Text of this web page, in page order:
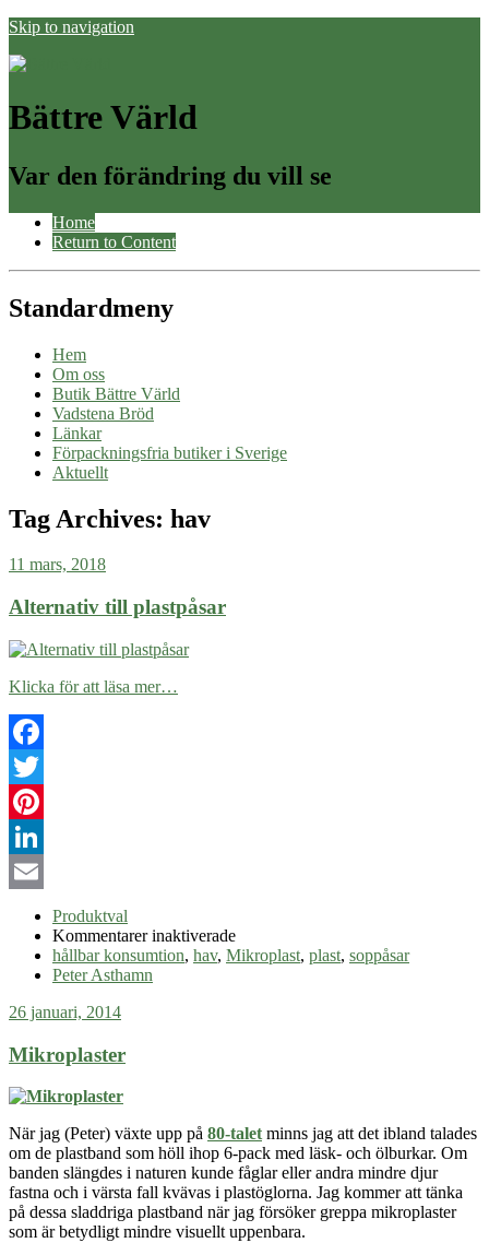
Skip to navigation
Bättre Värld
Var den förändring du vill se
Home
Return to Content
Standardmeny
Hem
Om oss
Butik Bättre Värld
Vadstena Bröd
Länkar
Förpackningsfria butiker i Sverige
Aktuellt
Tag Archives: hav
11 mars, 2018
Alternativ till plastpåsar
Klicka för att läsa mer…
Facebook
Twitter
Pinterest
LinkedIn
Produktval
Kommentarer inaktiveradeför
Alternativ
hållbar konsumtion, hav, Mikroplast, plast, soppåsar
Peter Asthamn
26 januari, 2014
Mikroplaster
När jag (Peter) växte upp på 80-talet minns jag att det ibland talades
om de plastband som höll ihop 6-pack med läsk- och ölburkar. Om
banden slängdes i naturen kunde fåglar eller andra mindre djur
fastna och i värsta fall kvävas i plastöglorna. Jag kommer att tänka
på dessa sladdriga plastband när jag försöker greppa mikroplaster
som är betydligt mindre visuellt uppenbara.